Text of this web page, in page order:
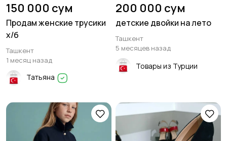
150 000 сум
Продам женские трусики
х/б
Ташкент
1 месяц назад
Татьяна
200 000 сум
детские двойки на лето
Ташкент
5 месяцев назад
Товары из Турции